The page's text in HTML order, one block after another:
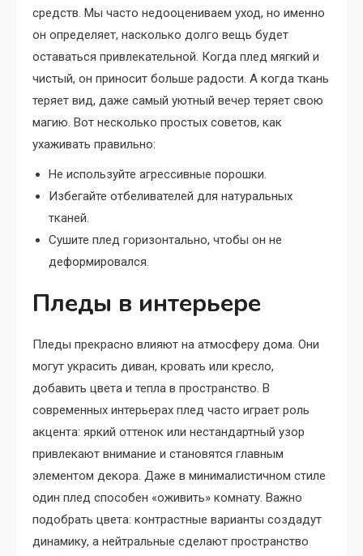
средств. Мы часто недооцениваем уход, но именно
он определяет, насколько долго вещь будет
оставаться привлекательной. Когда плед мягкий и
чистый, он приносит больше радости. А когда ткань
теряет вид, даже самый уютный вечер теряет свою
магию. Вот несколько простых советов, как
ухаживать правильно:
Не используйте агрессивные порошки.
Избегайте отбеливателей для натуральных
тканей.
Сушите плед горизонтально, чтобы он не
деформировался.
Пледы в интерьере
Пледы прекрасно влияют на атмосферу дома. Они
могут украсить диван, кровать или кресло,
добавить цвета и тепла в пространство. В
современных интерьерах плед часто играет роль
акцента: яркий оттенок или нестандартный узор
привлекают внимание и становятся главным
элементом декора. Даже в минималистичном стиле
один плед способен «оживить» комнату. Важно
подобрать цвета: контрастные варианты создадут
динамику, а нейтральные сделают пространство